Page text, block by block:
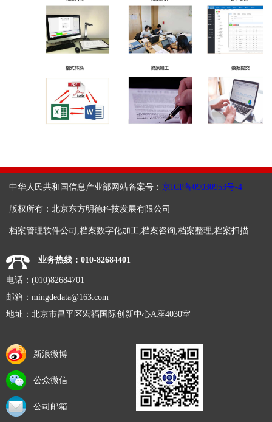
中华人民共和国信息产业部网站备案号： 京ICP备09030953号-4
版权所有：北京东方明德科技发展有限公司
档案管理软件公司,档案数字化加工,档案咨询,档案整理,档案扫描
业务热线：010-82684401
电话：(010)82684701
邮箱： mingdedata@163.com
地址：北京市昌平区宏福国际创新中心A座4030室
新浪微博
公众微信
公司邮箱